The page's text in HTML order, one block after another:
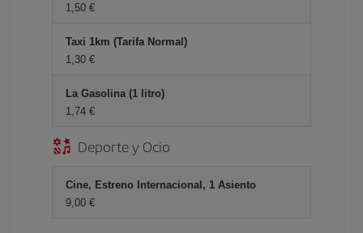
1,50 €
Taxi 1km (Tarifa Normal)
1,30 €
La Gasolina (1 litro)
1,74 €
Deporte y Ocio
Cine, Estreno Internacional, 1 Asiento
9,00 €